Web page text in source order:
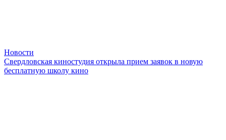
Новости
Свердловская киностудия открыла прием заявок в новую
бесплатную школу кино